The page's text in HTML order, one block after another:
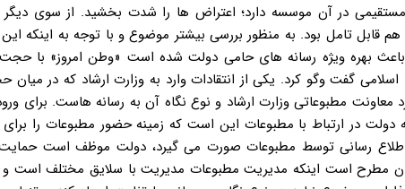
قابل تامل بود. به منظور بررسی بیشتر موضوع و با توجه به اینکه
بهره ویژه رسانه های حامی دولت شده است «وطن امروز» با حجت
گفت وگو کرد. یکی از انتقادات وارد به وزارت ارشاد که در میان
مطبوعاتی وزارت ارشاد و نوع نگاه آن به رسانه هاست. برای
دولت در ارتباط با مطبوعات این است که زمینه حضور مطبوعات را برای
اطلاع رسانی توسط مطبوعات صورت می گیرد، دولت موظف است حمایت
مطرح است اینکه مدیریت مطبوعات مدیریت با سلایق مختلف است